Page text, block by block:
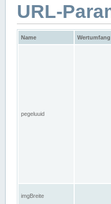
URL-
Name Wertumfang
pegeluuid
imgBreite